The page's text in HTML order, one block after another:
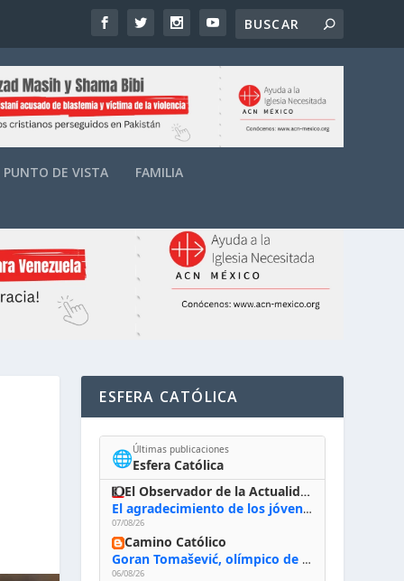
PUNTO DE VISTA FAMILIA
ESFERA CATÓLICA
🌐Últimas publicaciones
Esfera Católica
El Observador de la Actualidad
El agradecimiento de los jóvenes al Papa: «Hoy nos sentimos Iglesia»
07/08/26
Camino Católico
Goran Tomašević, olímpico de waterpolo: «Al terminar el Camino de Santiago entregué mi vida a Cristo; hablé con Dios y le dije: ‘Estoy listo; estoy a tu servicio. Puedo llevar lo que sea necesario para ti’»
06/08/26